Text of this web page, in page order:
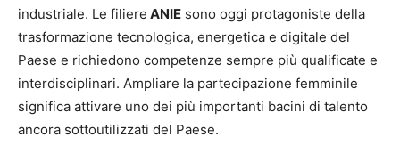
industriale. Le filiere ANIE sono oggi protagoniste della
trasformazione tecnologica, energetica e digitale del
Paese e richiedono competenze sempre più qualificate e
interdisciplinari. Ampliare la partecipazione femminile
significa attivare uno dei più importanti bacini di talento
ancora sottoutilizzati del Paese.